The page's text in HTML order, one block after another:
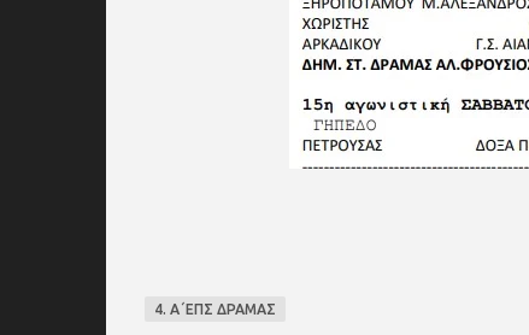
4. Α΄ΕΠΣ ΔΡΑΜΑΣ